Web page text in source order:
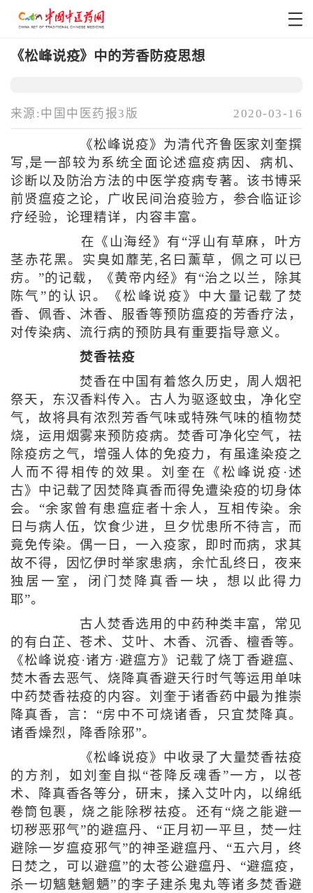
《松峰说疫》中的芳香防疫思想
来源:中国中医药报3版 2020-03-16
《松峰说疫》为清代齐鲁医家刘奎撰
写,是一部较为系统全面论述瘟疫病因、病机、
诊断以及防治方法的中医学疫病专著。该书博采
前贤瘟疫之论，广收民间治疫验方，参合临证诊
疗经验，论理精详，内容丰富。
在《山海经》有“浮山有草麻，叶方
茎赤花黑。实臭如蘼芜,名曰薰草，佩之可以已
疠。”的记载，《黄帝内经》有“治之以兰，除其
陈气”的认识。《松峰说疫》中大量记载了焚
香、佩香、沐香、服香等预防瘟疫的芳香疗法，
对传染病、流行病的预防具有重要指导意义。
焚香祛疫
焚香在中国有着悠久历史，周人烟祀
祭天，东汉香料传入。古人为驱逐蚊虫，净化空
气，故将具有浓烈芳香气味或特殊气味的植物焚
烧，运用烟雾来预防疫病。焚香可净化空气，祛
除疫疠之气，增强人体的免疫力，有虽逢染疫之
人而不得相传的效果。刘奎在《松峰说疫·述
古》中记载了因焚降真香而得免遭染疫的切身体
会。“余家曾有患瘟症者十余人，互相传染。余
日与病人伍，饮食少进，旦夕忧患所不待言，而
竟免传染。偶一日，一入疫家，即时而病，求其
故不得，因忆伊时举家患病，余忙乱终日，夜来
独居一室，闭门焚降真香一块，想以此得力
耶”。
古人焚香选用的中药种类丰富，常见
的有白芷、苍术、艾叶、木香、沉香、檀香等。
《松峰说疫·诸方·避瘟方》记载了烧丁香避瘟、
焚木香去恶气、烧降真香避天行时气等运用单味
中药焚香祛疫的内容。刘奎于诸香药中最为推崇
降真香，言：“房中不可烧诸香，只宜焚降真。
诸香燥烈，降香除邪”。
《松峰说疫》中收录了大量焚香祛疫
的方剂，如刘奎自拟“苍降反魂香”一方，以苍
术、降真香各等分，研末，揉入艾叶内，以绵纸
卷筒包裹，烧之能除秽祛疫。还有“烧之能避一
切秽恶邪气”的避瘟丹、“正月初一平旦，焚一炷
避除一岁瘟疫邪气”的神圣避瘟丹、“五六月，终
日焚之，可以避瘟”的太苍公避瘟丹、“避瘟疫，
杀一切魑魅魍魉”的李子建杀鬼丸等诸多焚香避